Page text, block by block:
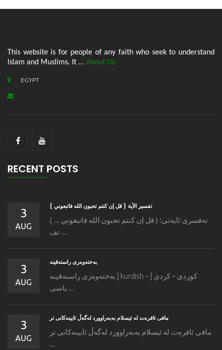
This website is for people of any faith who seek to understand
Islam and Muslims. It ... About Us
EGYPT
RECENT POSTS
3
AUG
تفسير الآية { قل إن كنتم تحبون الله فاتبعوني }
ته‌فسری ئایه‌تی: { قل إن كنتم تحبون الله فاتبعوني ... }
تف ...
3
AUG
به‌خته‌وه‌رى راسته‌قینه
به‌خته‌وه‌رى راسته‌قینه ] kurdish – كوردی – كردي [
یاسی ...
3
AUG
مافى ئافره‌ت له‌ ئیسلام به‌به‌راوورد له‌گه‌ڵ ئایینه‌کانی تر
مافى ئافره‌ت له‌ ئیسلام به‌به‌راوورد له‌گه‌ڵ ئایینه‌کانی تر
...